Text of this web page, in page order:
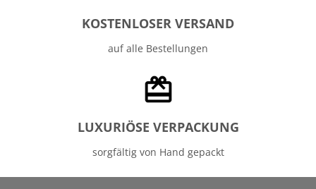
KOSTENLOSER VERSAND
auf alle Bestellungen
LUXURIÖSE VERPACKUNG
sorgfältig von Hand gepackt